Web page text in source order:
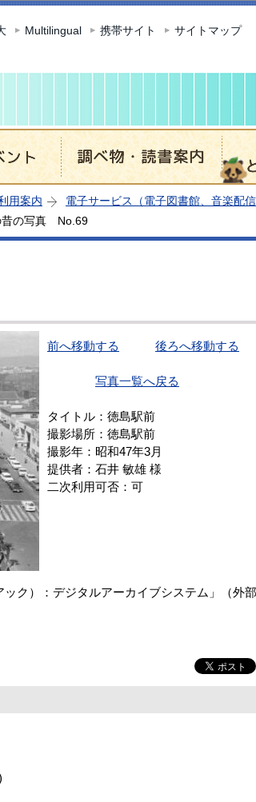
このページの本文へ移動
Multilingual 携帯サイト サイトマップ
用案内
電子サービス（電子図書館、音楽配信
昔の写真 No.69
前へ移動する 後ろへ移動する
写真一覧へ戻る
タイトル：徳島駅前
撮影場所：徳島駅前
撮影年：昭和47年3月
提供者：石井 敏雄 様
二次利用可否：可
ク）：デジタルアーカイブシステム」（外